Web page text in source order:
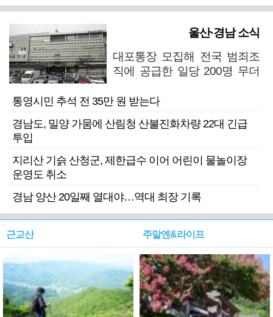
울산·경남 소식
대포통장 모집해 전국 범죄조
직에 공급한 일당 200명 무더
통영시민 추석 전 35만 원 받는다
경남도, 밀양 가뭄에 산림청 산불진화차량 22대 긴급
투입
지리산 기슭 산청군, 제한급수 이어 어린이 물놀이장
운영도 취소
경남 양산 20일째 열대야…역대 최장 기록
근교산 주말엔&라이프